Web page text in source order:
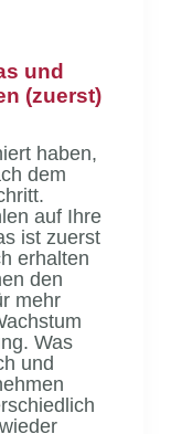
und
(zuerst)
haben,
dem
auf Ihre
ist zuerst
erhalten
den
mehr
Was
und